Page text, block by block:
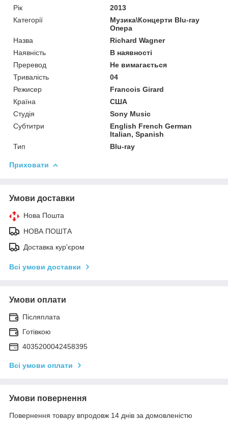
Рік
2013
Категорії
Музика\Концерти Blu-ray
Опера
Назва
Richard Wagner
Наявність
В наявності
Преревод
Не вимагається
Тривалість
04
Режисер
Francois Girard
Країна
США
Студія
Sony Music
Субтитри
English French German
Italian, Spanish
Тип
Blu-ray
Приховати
Умови доставки
Нова Пошта
НОВА ПОШТА
Доставка кур'єром
Всі умови доставки
Умови оплати
Післяплата
Готівкою
4035200042458395
Всі умови оплати
Умови повернення
Повернення товару впродовж 14 днів за домовленістю